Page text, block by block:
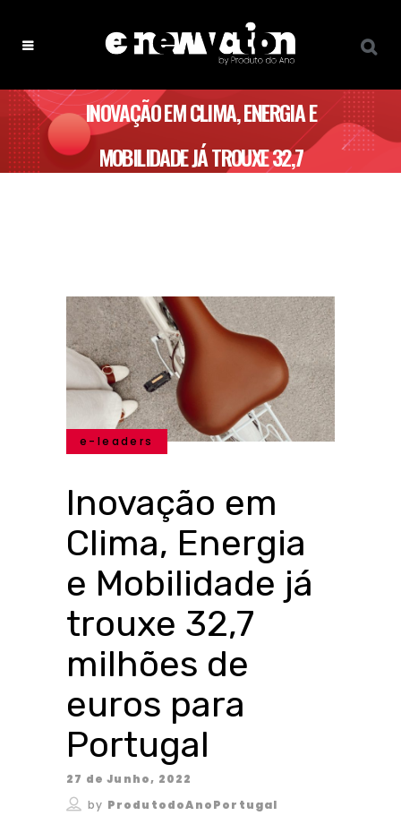
INOVAÇÃO EM CLIMA, ENERGIA E
MOBILIDADE JÁ TROUXE 32,7
e-leaders
Inovação em
Clima, Energia
e Mobilidade já
trouxe 32,7
milhões de
euros para
Portugal
27 de Junho, 2022
by ProdutodoAnoPortugal